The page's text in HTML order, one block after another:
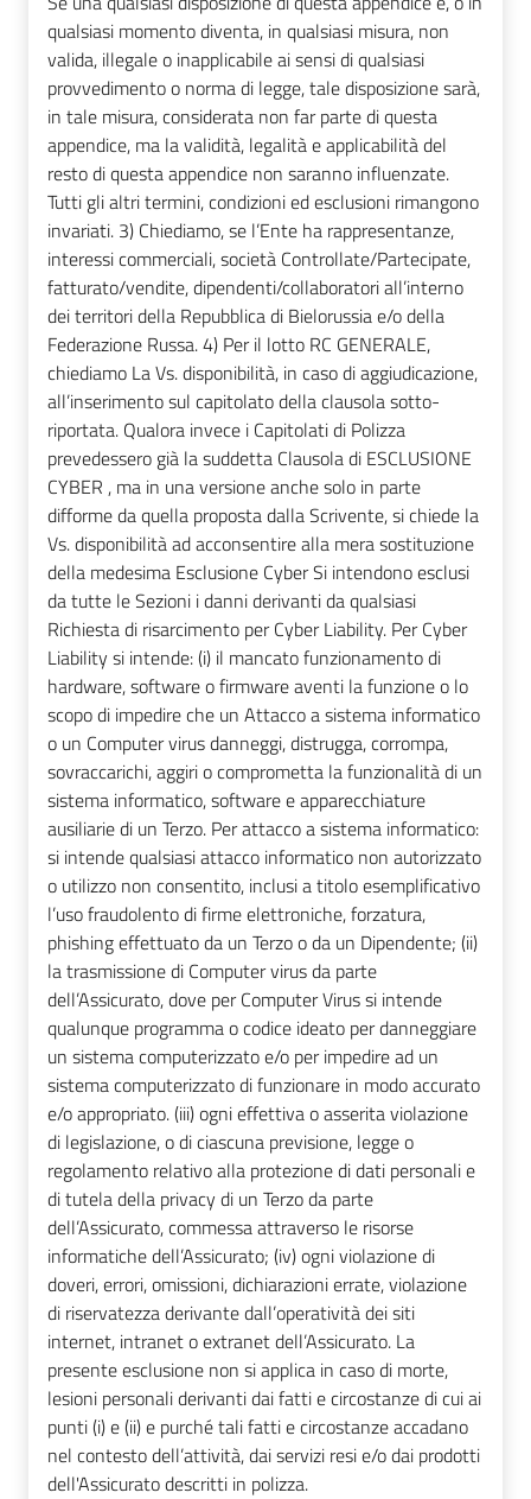
qualsiasi momento diventa, in qualsiasi misura, non
valida, illegale o inapplicabile ai sensi di qualsiasi
provvedimento o norma di legge, tale disposizione sarà,
in tale misura, considerata non far parte di questa
appendice, ma la validità, legalità e applicabilità del
resto di questa appendice non saranno influenzate.
Tutti gli altri termini, condizioni ed esclusioni rimangono
invariati. 3) Chiediamo, se l’Ente ha rappresentanze,
interessi commerciali, società Controllate/Partecipate,
fatturato/vendite, dipendenti/collaboratori all’interno
dei territori della Repubblica di Bielorussia e/o della
Federazione Russa. 4) Per il lotto RC GENERALE,
chiediamo La Vs. disponibilità, in caso di aggiudicazione,
all’inserimento sul capitolato della clausola sotto-
riportata. Qualora invece i Capitolati di Polizza
prevedessero già la suddetta Clausola di ESCLUSIONE
CYBER , ma in una versione anche solo in parte
difforme da quella proposta dalla Scrivente, si chiede la
Vs. disponibilità ad acconsentire alla mera sostituzione
della medesima Esclusione Cyber Si intendono esclusi
da tutte le Sezioni i danni derivanti da qualsiasi
Richiesta di risarcimento per Cyber Liability. Per Cyber
Liability si intende: (i) il mancato funzionamento di
hardware, software o firmware aventi la funzione o lo
scopo di impedire che un Attacco a sistema informatico
o un Computer virus danneggi, distrugga, corrompa,
sovraccarichi, aggiri o comprometta la funzionalità di un
sistema informatico, software e apparecchiature
ausiliarie di un Terzo. Per attacco a sistema informatico:
si intende qualsiasi attacco informatico non autorizzato
o utilizzo non consentito, inclusi a titolo esemplificativo
l’uso fraudolento di firme elettroniche, forzatura,
phishing effettuato da un Terzo o da un Dipendente; (ii)
la trasmissione di Computer virus da parte
dell’Assicurato, dove per Computer Virus si intende
qualunque programma o codice ideato per danneggiare
un sistema computerizzato e/o per impedire ad un
sistema computerizzato di funzionare in modo accurato
e/o appropriato. (iii) ogni effettiva o asserita violazione
di legislazione, o di ciascuna previsione, legge o
regolamento relativo alla protezione di dati personali e
di tutela della privacy di un Terzo da parte
dell’Assicurato, commessa attraverso le risorse
informatiche dell’Assicurato; (iv) ogni violazione di
doveri, errori, omissioni, dichiarazioni errate, violazione
di riservatezza derivante dall’operatività dei siti
internet, intranet o extranet dell’Assicurato. La
presente esclusione non si applica in caso di morte,
lesioni personali derivanti dai fatti e circostanze di cui ai
punti (i) e (ii) e purché tali fatti e circostanze accadano
nel contesto dell’attività, dai servizi resi e/o dai prodotti
dell'Assicurato descritti in polizza.